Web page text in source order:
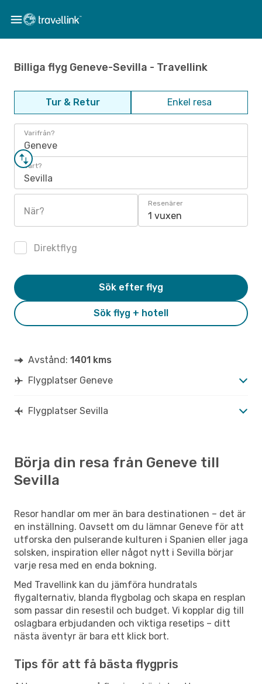
Billiga flyg Geneve-Sevilla - Travellink
Tur & Retur Enkel resa
Varifrån?
Geneve
Vart?
Sevilla
När?
Resenärer
1 vuxen
Direktflyg
Sök flyg + hotell
Sök efter flyg
Avstånd: 1401 kms
Flygplatser Geneve
Flygplatser Sevilla
Börja din resa från Geneve till
Sevilla
Resor handlar om mer än bara destinationen – det är
en inställning. Oavsett om du lämnar Geneve för att
utforska den pulserande kulturen i Spanien eller jaga
solsken, inspiration eller något nytt i Sevilla börjar
varje resa med en enda bokning.
Med Travellink kan du jämföra hundratals
flygalternativ, blanda flygbolag och skapa en resplan
som passar din resestil och budget. Vi kopplar dig till
oslagbara erbjudanden och viktiga resetips – ditt
nästa äventyr är bara ett klick bort.
Tips för att få bästa flygpris